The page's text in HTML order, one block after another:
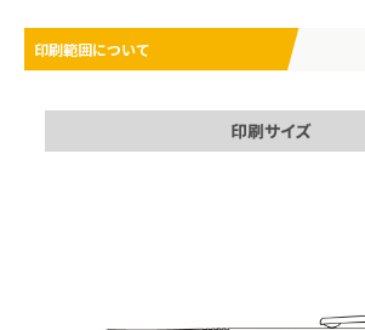
印刷範囲について